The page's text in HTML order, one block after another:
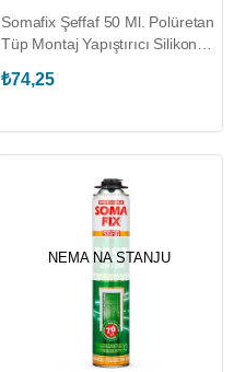
Somafix Şeffaf 50 Ml. Polüretan
Tüp Montaj Yapıştırıcı Silikon
₺74,25
NEMA NA STANJU